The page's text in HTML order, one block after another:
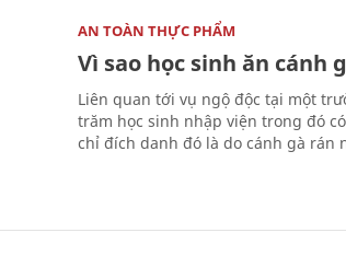
AN TOÀN THỰC PHẨM
Vì sao học sinh ăn cánh
Liên quan tới vụ ngộ độc tại một
trăm học sinh nhập viện trong đó
chỉ đích danh đó là do cánh gà rán